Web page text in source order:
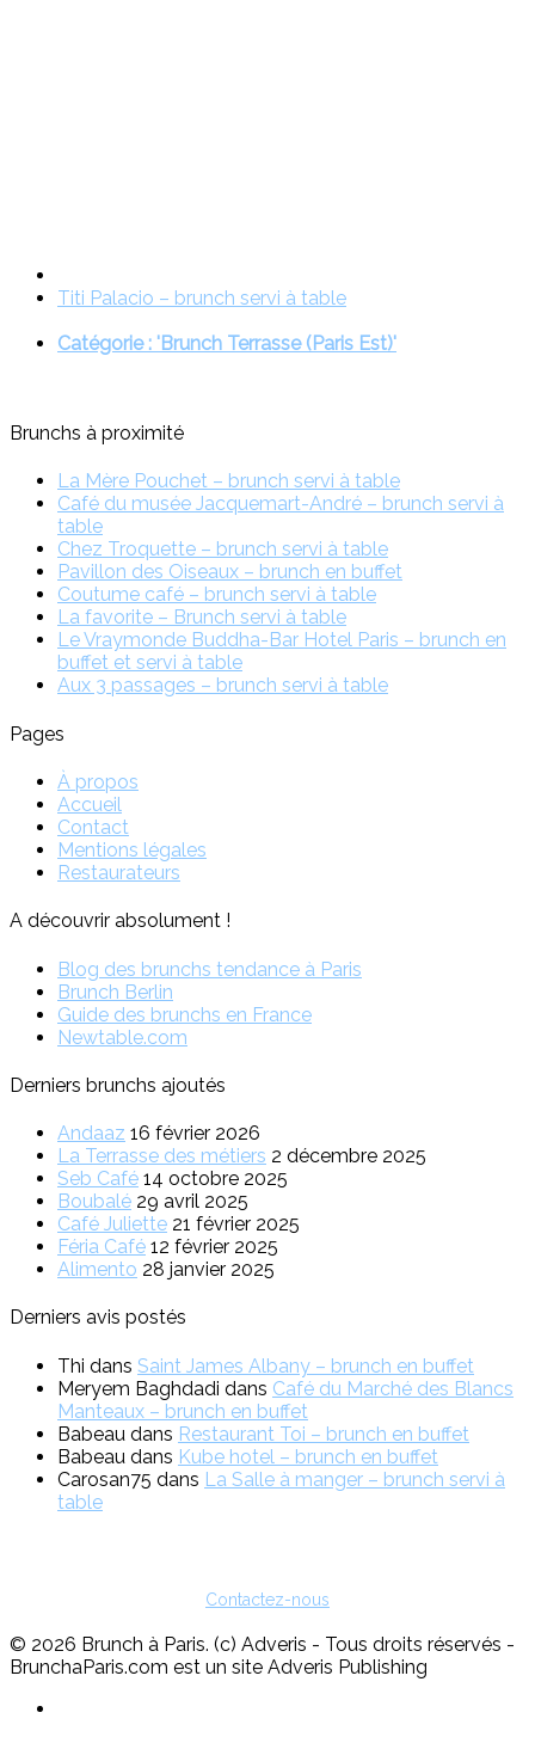
Titi Palacio – brunch servi à table
Catégorie : 'Brunch Terrasse (Paris Est)'
Brunchs à proximité
La Mère Pouchet – brunch servi à table
Café du musée Jacquemart-André – brunch servi à
table
Chez Troquette – brunch servi à table
Pavillon des Oiseaux – brunch en buffet
Coutume café – brunch servi à table
La favorite – Brunch servi à table
Le Vraymonde Buddha-Bar Hotel Paris – brunch en
buffet et servi à table
Aux 3 passages – brunch servi à table
Pages
À propos
Accueil
Contact
Mentions légales
Restaurateurs
A découvrir absolument !
Blog des brunchs tendance à Paris
Brunch Berlin
Guide des brunchs en France
Newtable.com
Derniers brunchs ajoutés
Andaaz 16 février 2026
La Terrasse des métiers 2 décembre 2025
Seb Café 14 octobre 2025
Boubalé 29 avril 2025
Café Juliette 21 février 2025
Féria Café 12 février 2025
Alimento 28 janvier 2025
Derniers avis postés
Thi dans Saint James Albany – brunch en buffet
Meryem Baghdadi dans Café du Marché des Blancs
Manteaux – brunch en buffet
Babeau dans Restaurant Toi – brunch en buffet
Babeau dans Kube hotel – brunch en buffet
Carosan75 dans La Salle à manger – brunch servi à
table
Contactez-nous
© 2026 Brunch à Paris. (c) Adveris - Tous droits réservés -
BrunchaParis.com est un site Adveris Publishing